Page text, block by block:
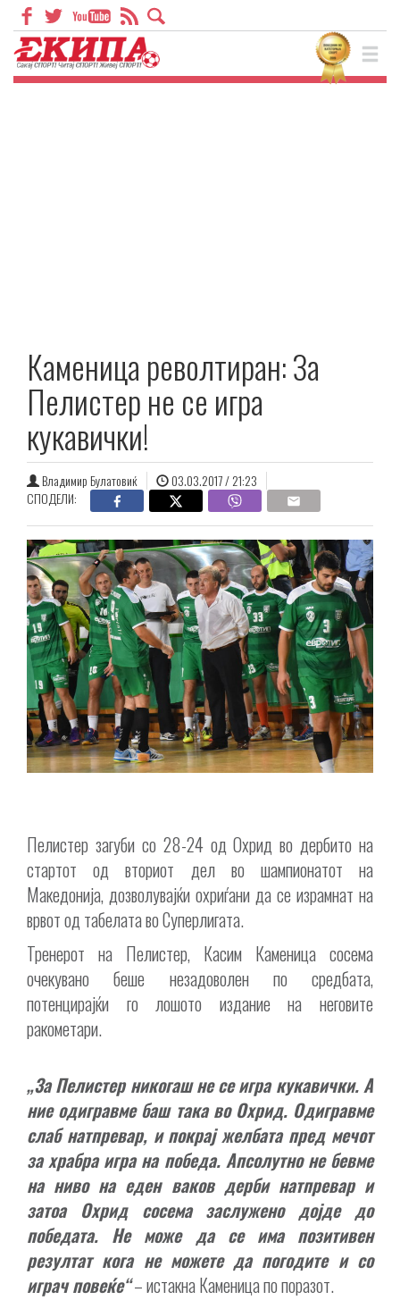
Каменица револтиран: За
Пелистер не се игра
кукавички!
Владимир Булатовиќ
03.03.2017 / 21:23
СПОДЕЛИ:
Пелистер загуби со 28-24 од Охрид во дербито на
стартот од вториот дел во шампионатот на
Македонија, дозволувајќи охриѓани да се израмнат на
врвот од табелата во Суперлигата.
Тренерот на Пелистер, Касим Каменица сосема
очекувано беше незадоволен по средбата,
потенцирајќи го лошото издание на неговите
ракометари.
„За Пелистер никогаш не се игра кукавички. А
ние одигравме баш така во Охрид. Одигравме
слаб натпревар, и покрај желбата пред мечот
за храбра игра на победа. Апсолутно не бевме
на ниво на еден ваков дерби натпревар и
затоа Охрид сосема заслужено дојде до
победата. Не може да се има позитивен
резултат кога не можете да погодите и со
играч повеќе“– истакна Каменица по поразот.